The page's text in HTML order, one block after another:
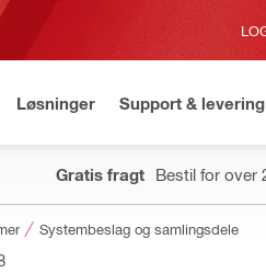
Løsninger Support & levering
Gratis fragt Bestil for over
Systembeslag og samlingsdele